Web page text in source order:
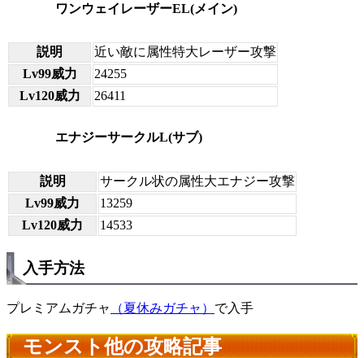
ワンウェイレーザーEL(メイン)
説明
近い敵に属性特大レーザー攻撃
Lv99威力
24255
Lv120威力
26411
エナジーサークルL(サブ)
説明
サークル状の属性大エナジー攻撃
Lv99威力
13259
Lv120威力
14533
入手方法
プレミアムガチャ （夏休みガチャ） で入手
モンスト他の攻略記事